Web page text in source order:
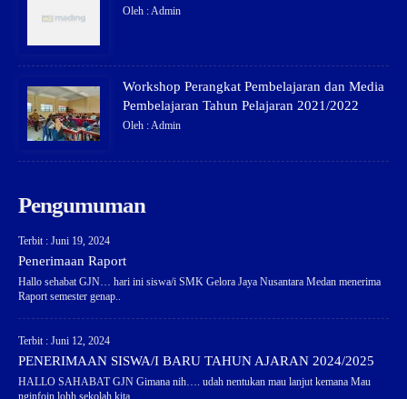
Oleh : Admin
Workshop Perangkat Pembelajaran dan Media
Pembelajaran Tahun Pelajaran 2021/2022
Oleh : Admin
Pengumuman
Terbit : Juni 19, 2024
Penerimaan Raport
Hallo sehabat GJN… hari ini siswa/i SMK Gelora Jaya Nusantara Medan menerima
Raport semester genap..
Terbit : Juni 12, 2024
PENERIMAAN SISWA/I BARU TAHUN AJARAN 2024/2025
HALLO SAHABAT GJN Gimana nih…. udah nentukan mau lanjut kemana Mau
nginfoin lohh sekolah kita..